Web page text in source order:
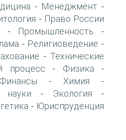
- Менеджмент -
- Право России
- Промышленность -
- Религиоведение -
- Технические
процесс - Физика -
Финансы - Химия -
науки - Экология -
- Юриспруденция